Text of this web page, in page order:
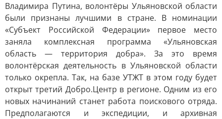
Владимира Путина, волонтёры Ульяновской области
были признаны лучшими в стране. В номинации
«Субъект Российской Федерации» первое место
заняла комплексная программа «Ульяновская
область — территория добра». За это время
волонтёрская деятельность в Ульяновской области
только окрепла. Так, на базе УТЖТ в этом году будет
открыт третий Добро.Центр в регионе. Одним из его
новых начинаний станет работа поискового отряда.
Предполагаются и экспедиции, и архивная